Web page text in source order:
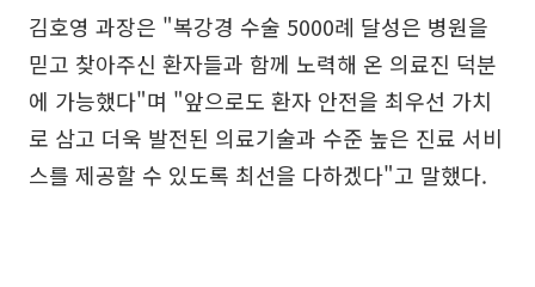
김호영 과장은 "복강경 수술 5000례 달성은 병원을
믿고 찾아주신 환자들과 함께 노력해 온 의료진 덕분
에 가능했다"며 "앞으로도 환자 안전을 최우선 가치
로 삼고 더욱 발전된 의료기술과 수준 높은 진료 서비
스를 제공할 수 있도록 최선을 다하겠다"고 말했다.